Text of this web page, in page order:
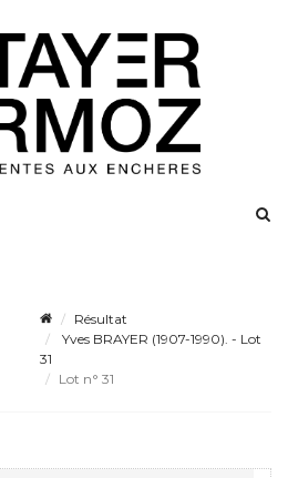
Résultat
Yves BRAYER (1907-1990). - Lot
31
Lot n° 31